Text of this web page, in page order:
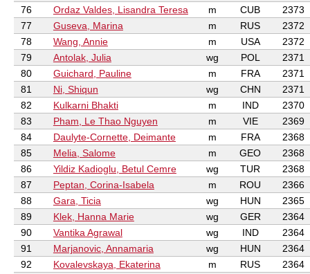
76
Ordaz Valdes, Lisandra Teresa m CUB
2373
77
Guseva, Marina m RUS
2372
78
Wang, Annie m USA
2372
79
Antolak, Julia wg POL
2371
80
Guichard, Pauline m FRA
2371
81
Ni, Shiqun wg CHN
2371
82
Kulkarni Bhakti m IND
2370
83
Pham, Le Thao Nguyen m VIE
2369
84
Daulyte-Cornette, Deimante m FRA
2368
85
Melia, Salome m GEO
2368
86
Yildiz Kadioglu, Betul Cemre wg TUR
2368
87
Peptan, Corina-Isabela m ROU
2366
88
Gara, Ticia wg HUN
2365
89
Klek, Hanna Marie wg GER
2364
90
Vantika Agrawal wg IND
2364
91
Marjanovic, Annamaria wg HUN
2364
92
Kovalevskaya, Ekaterina m RUS
2364